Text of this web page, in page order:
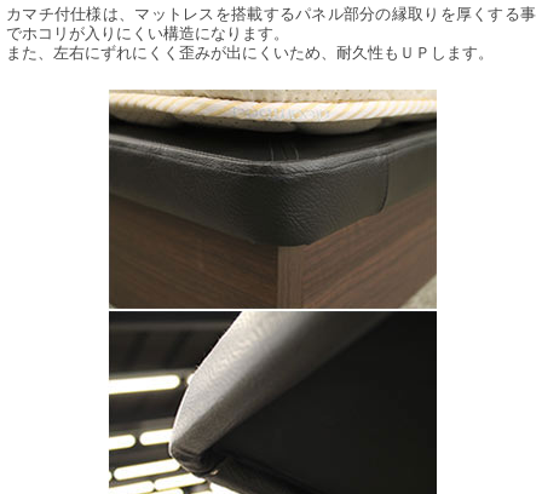
カマチ付仕様は、マットレスを搭載するパネル部分の縁取りを厚くする事
でホコリが入りにくい構造になります。
また、左右にずれにくく歪みが出にくいため、耐久性もＵＰします。